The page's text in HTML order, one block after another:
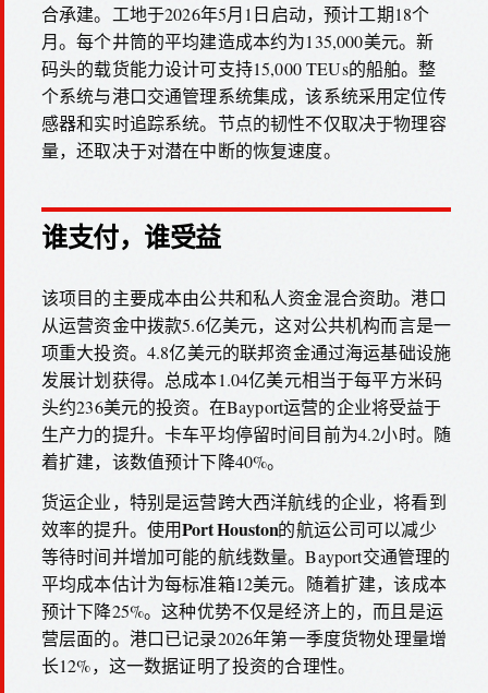
合承建。工地于2026年5月1日启动，预计工期18个
月。每个井筒的平均建造成本约为135,000美元。新
码头的载货能力设计可支持15,000 TEUs的船舶。整
个系统与港口交通管理系统集成，该系统采用定位传
感器和实时追踪系统。节点的韧性不仅取决于物理容
量，还取决于对潜在中断的恢复速度。
谁支付，谁受益
该项目的主要成本由公共和私人资金混合资助。港口
从运营资金中拨款5.6亿美元，这对公共机构而言是一
项重大投资。4.8亿美元的联邦资金通过海运基础设施
发展计划获得。总成本1.04亿美元相当于每平方米码
头约236美元的投资。在Bayport运营的企业将受益于
生产力的提升。卡车平均停留时间目前为4.2小时。随
着扩建，该数值预计下降40%。
货运企业，特别是运营跨大西洋航线的企业，将看到
效率的提升。使用Port Houston的航运公司可以减少
等待时间并增加可能的航线数量。Bayport交通管理的
平均成本估计为每标准箱12美元。随着扩建，该成本
预计下降25%。这种优势不仅是经济上的，而且是运
营层面的。港口已记录2026年第一季度货物处理量增
长12%，这一数据证明了投资的合理性。